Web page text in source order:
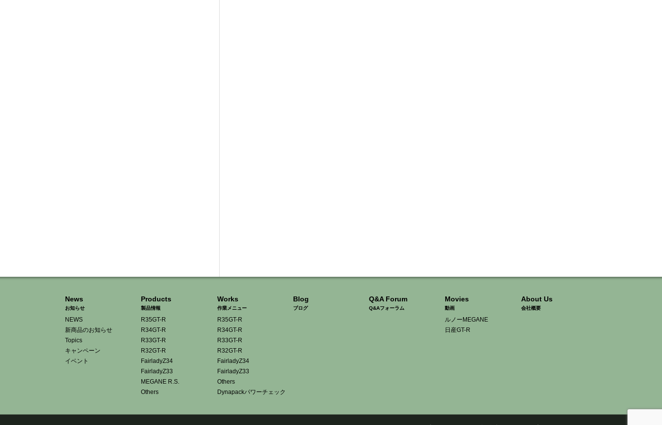
News
お知らせ
NEWS
新商品のお知らせ
Topics
キャンペーン
イベント
Products
製品情報
R35GT-R
R34GT-R
R33GT-R
R32GT-R
FairladyZ34
FairladyZ33
MEGANE R.S.
Others
Works
作業メニュー
R35GT-R
R34GT-R
R33GT-R
R32GT-R
FairladyZ34
FairladyZ33
Others
Dynapackパワーチェック
Blog
ブログ
Q&A Forum
Q&Aフォーラム
Movies
動画
ルノーMEGANE
日産GT-R
About Us
会社概要